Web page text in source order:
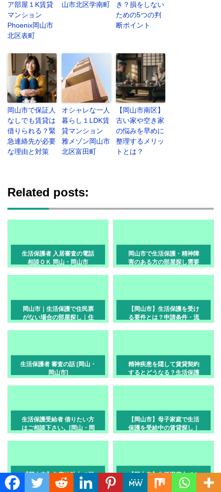
ア部屋１K賃貸
マンション
Phoenix岡山市
北区表町
山市北区学南町
き？損をしない
ための5つの判
断ポイント
岡山市で保証人
なしでも賃貸は
借りられる？緊
急連絡先が必要
な理由と対策
オシャレな一人
暮らし１LDK賃
貸マンション
雅メゾン岡山市
北区富田町
【岡山市南区】
古い家や空き家
の悩みを早めに
整理するメリッ
トとは？
Related posts:
生活保護者 入居審査の電話
相談ＯＫ 岡山・岡山市
岡山市で生活保護・精神障
害のある方の部屋探し需要
岡山市｜生活保護で住民票
がない場合の部屋探し｜住
【岡山市】生活保護を受け
る要件とは？申請条件・流
生活保護者 審査の話 [岡山・
岡山市]
精神疾患を隠して賃貸契約
するとどうなる？生活保護
生活保護受給者 借りたい方
はご相談下さい。[岡山・岡
【岡山市】母子家庭で生活
保護を受給中の賃貸探し｜
【岡山市】住宅扶助内で探
しやすい物件の特徴｜生活
【岡山市】生活困窮中でも
部屋は借りられる？住まい
Translate »